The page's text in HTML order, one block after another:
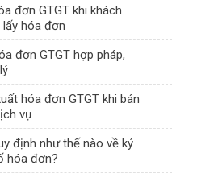
đơn GTGT khi khách
lấy hóa đơn
đơn GTGT hợp pháp,
hóa đơn GTGT khi bán
vụ
định như thế nào về ký
hóa đơn?